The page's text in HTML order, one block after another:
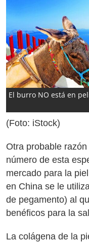
El burro NO está en
(Foto: iStock)
Otra probable
número de esta
mercado para la
en China se le
de pegamento) al
benéficos para la
La colágena de la